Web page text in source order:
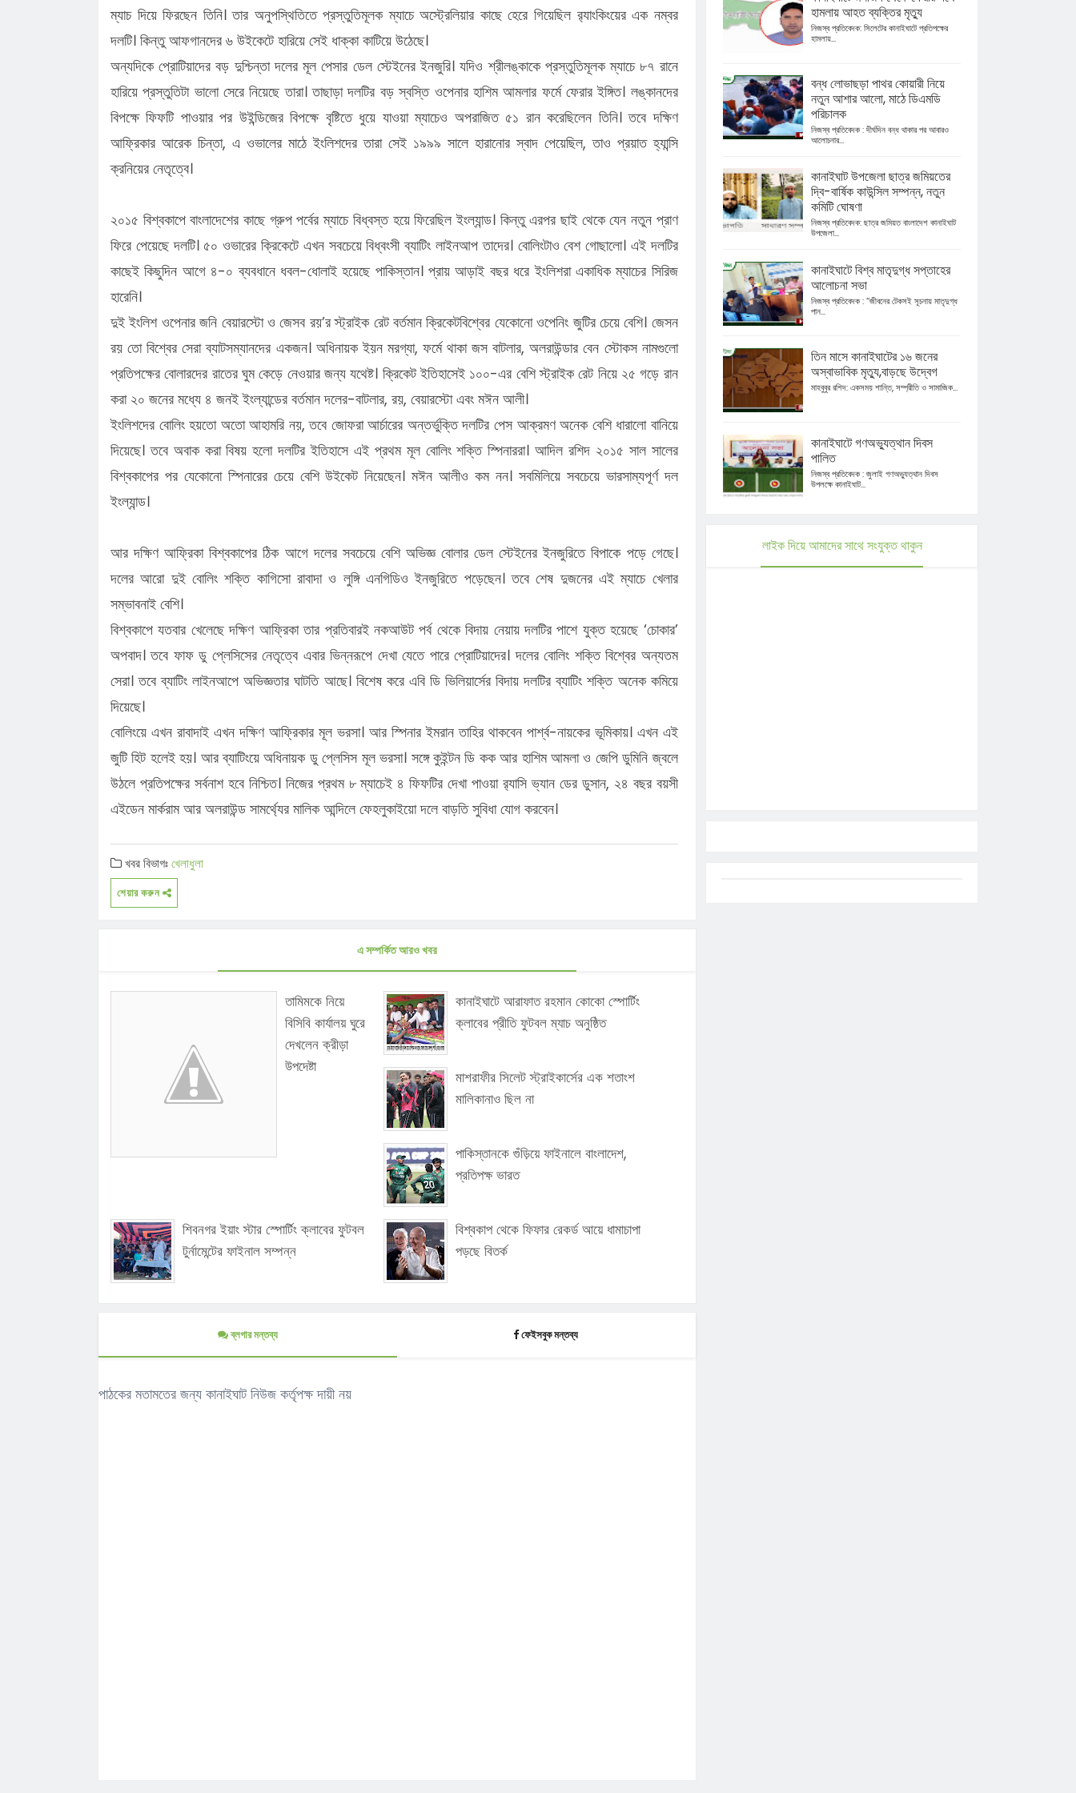
ম্যাচ দিয়ে ফিরছেন তিনি। তার অনুপস্থিতিতে প্রস্তুতিমূলক ম্যাচে অস্ট্রেলিয়ার কাছে হেরে গিয়েছিল র‍্যাংকিংয়ের এক নম্বর
দলটি। কিন্তু আফগানদের ৬ উইকেটে হারিয়ে সেই ধাক্কা কাটিয়ে উঠেছে।
অন্যদিকে প্রোটিয়াদের বড় দুশ্চিন্তা দলের মূল পেসার ডেল স্টেইনের ইনজুরি। যদিও শ্রীলঙ্কাকে প্রস্তুতিমূলক ম্যাচে ৮৭ রানে
হারিয়ে প্রস্তুতিটা ভালো সেরে নিয়েছে তারা। তাছাড়া দলটির বড় স্বস্তি ওপেনার হাশিম আমলার ফর্মে ফেরার ইঙ্গিত। লঙ্কানদের
বিপক্ষে ফিফটি পাওয়ার পর উইন্ডিজের বিপক্ষে বৃষ্টিতে ধুয়ে যাওয়া ম্যাচেও অপরাজিত ৫১ রান করেছিলেন তিনি। তবে দক্ষিণ
আফ্রিকার আরেক চিন্তা, এ ওভালের মাঠে ইংলিশদের তারা সেই ১৯৯৯ সালে হারানোর স্বাদ পেয়েছিল, তাও প্রয়াত হ্যান্সি
ক্রনিয়ের নেতৃত্বে।
২০১৫ বিশ্বকাপে বাংলাদেশের কাছে গ্রুপ পর্বের ম্যাচে বিধ্বস্ত হয়ে ফিরেছিল ইংল্যান্ড। কিন্তু এরপর ছাই থেকে যেন নতুন প্রাণ
ফিরে পেয়েছে দলটি। ৫০ ওভারের ক্রিকেটে এখন সবচেয়ে বিধ্বংসী ব্যাটিং লাইনআপ তাদের। বোলিংটাও বেশ গোছালো। এই দলটির
কাছেই কিছুদিন আগে ৪-০ ব্যবধানে ধবল-ধোলাই হয়েছে পাকিস্তান। প্রায় আড়াই বছর ধরে ইংলিশরা একাধিক ম্যাচের সিরিজ
হারেনি।
দুই ইংলিশ ওপেনার জনি বেয়ারস্টো ও জেসব রয়’র স্ট্রাইক রেট বর্তমান ক্রিকেটবিশ্বের যেকোনো ওপেনিং জুটির চেয়ে বেশি। জেসন
রয় তো বিশ্বের সেরা ব্যাটসম্যানদের একজন। অধিনায়ক ইয়ন মরগ্যা, ফর্মে থাকা জস বাটলার, অলরাউন্ডার বেন স্টোকস নামগুলো
প্রতিপক্ষের বোলারদের রাতের ঘুম কেড়ে নেওয়ার জন্য যথেষ্ট। ক্রিকেট ইতিহাসেই ১০০-এর বেশি স্ট্রাইক রেট নিয়ে ২৫ গড়ে রান
করা ২০ জনের মধ্যে ৪ জনই ইংল্যান্ডের বর্তমান দলের-বাটলার, রয়, বেয়ারস্টো এবং মঈন আলী।
ইংলিশদের বোলিং হয়তো অতো আহামরি নয়, তবে জোফরা আর্চারের অন্তর্ভুক্তি দলটির পেস আক্রমণ অনেক বেশি ধারালো বানিয়ে
দিয়েছে। তবে অবাক করা বিষয় হলো দলটির ইতিহাসে এই প্রথম মূল বোলিং শক্তি স্পিনাররা। আদিল রশিদ ২০১৫ সাল সালের
বিশ্বকাপের পর যেকোনো স্পিনারের চেয়ে বেশি উইকেট নিয়েছেন। মঈন আলীও কম নন। সবমিলিয়ে সবচেয়ে ভারসাম্যপূর্ণ দল
ইংল্যান্ড।
আর দক্ষিণ আফ্রিকা বিশ্বকাপের ঠিক আগে দলের সবচেয়ে বেশি অভিজ্ঞ বোলার ডেল স্টেইনের ইনজুরিতে বিপাকে পড়ে গেছে।
দলের আরো দুই বোলিং শক্তি কাগিসো রাবাদা ও লুঙ্গি এনগিডিও ইনজুরিতে পড়েছেন। তবে শেষ দুজনের এই ম্যাচে খেলার
সম্ভাবনাই বেশি।
বিশ্বকাপে যতবার খেলেছে দক্ষিণ আফ্রিকা তার প্রতিবারই নকআউট পর্ব থেকে বিদায় নেয়ায় দলটির পাশে যুক্ত হয়েছে ‘চোকার’
অপবাদ। তবে ফাফ ডু প্লেসিসের নেতৃত্বে এবার ভিন্নরূপে দেখা যেতে পারে প্রোটিয়াদের। দলের বোলিং শক্তি বিশ্বের অন্যতম
সেরা। তবে ব্যাটিং লাইনআপে অভিজ্ঞতার ঘাটতি আছে। বিশেষ করে এবি ডি ভিলিয়ার্সের বিদায় দলটির ব্যাটিং শক্তি অনেক কমিয়ে
দিয়েছে।
বোলিংয়ে এখন রাবাদাই এখন দক্ষিণ আফ্রিকার মূল ভরসা। আর স্পিনার ইমরান তাহির থাকবেন পার্শ্ব-নায়কের ভূমিকায়। এখন এই
জুটি হিট হলেই হয়। আর ব্যাটিংয়ে অধিনায়ক ডু প্লেসিস মূল ভরসা। সঙ্গে কুইন্টন ডি কক আর হাশিম আমলা ও জেপি ডুমিনি জ্বলে
উঠলে প্রতিপক্ষের সর্বনাশ হবে নিশ্চিত। নিজের প্রথম ৮ ম্যাচেই ৪ ফিফটির দেখা পাওয়া র‍্যাসি ভ্যান ডের ডুসান, ২৪ বছর বয়সী
এইডেন মার্করাম আর অলরাউন্ড সামর্থ্যের মালিক আন্দিলে ফেহলুকাইয়ো দলে বাড়তি সুবিধা যোগ করবেন।
খবর বিভাগঃখেলাধুলা
শেয়ার করুন
এ সম্পর্কিত আরও খবর
তামিমকে নিয়ে
বিসিবি কার্যালয় ঘুরে
দেখলেন ক্রীড়া
উপদেষ্টা
কানাইঘাটে আরাফাত রহমান কোকো স্পোর্টিং
ক্লাবের প্রীতি ফুটবল ম্যাচ অনুষ্ঠিত
মাশরাফীর সিলেট স্ট্রাইকার্সের এক শতাংশ
মালিকানাও ছিল না
পাকিস্তানকে গুঁড়িয়ে ফাইনালে বাংলাদেশ,
প্রতিপক্ষ ভারত
শিবনগর ইয়াং স্টার স্পোর্টিং ক্লাবের ফুটবল
টুর্নামেন্টের ফাইনাল সম্পন্ন
বিশ্বকাপ থেকে ফিফার রেকর্ড আয়ে ধামাচাপা
পড়ছে বিতর্ক
ব্লগার মন্তব্য ফেইসবুক মন্তব্য
পাঠকের মতামতের জন্য কানাইঘাট নিউজ কর্তৃপক্ষ দায়ী নয়
হামলায় আহত ব্যক্তির মৃত্যু
নিজস্ব প্রতিবেদক: সিলেটের কানাইঘাটে প্রতিপক্ষের
হামলায়...
বন্ধ লোভাছড়া পাথর কোয়ারী নিয়ে
নতুন আশার আলো, মাঠে ডিএমডি
পরিচালক
নিজস্ব প্রতিবেদক : দীর্ঘদিন বন্ধ থাকার পর আবারও
আলোচনার...
কানাইঘাট উপজেলা ছাত্র জমিয়তের
দ্বি-বার্ষিক কাউন্সিল সম্পন্ন, নতুন
কমিটি ঘোষণা
নিজস্ব প্রতিবেদক: ছাত্র জমিয়ত বাংলাদেশ কানাইঘাট
উপজেলা...
কানাইঘাটে বিশ্ব মাতৃদুগ্ধ সপ্তাহের
আলোচনা সভা
নিজস্ব প্রতিবেদক : “জীবনের টেকসই সূচনায় মাতৃদুগ্ধ
পান...
তিন মাসে কানাইঘাটের ১৬ জনের
অস্বাভাবিক মৃত্যু,বাড়ছে উদ্বেগ
মাহবুবুর রশিদ: একসময় শান্তি, সম্প্রীতি ও সামাজিক...
কানাইঘাটে গণঅভ্যুত্থান দিবস
পালিত
নিজস্ব প্রতিবেদক : জুলাই গণঅভ্যুত্থান দিবস
উপলক্ষে কানাইঘাট...
লাইক দিয়ে আমাদের সাথে সংযুক্ত থাকুন